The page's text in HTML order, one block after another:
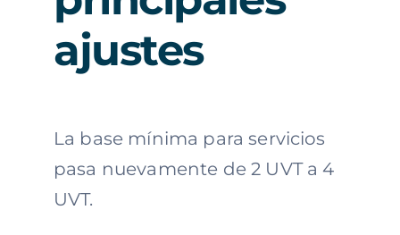
ajustes
La base mínima para servicios
pasa nuevamente de 2 UVT a 4
UVT.